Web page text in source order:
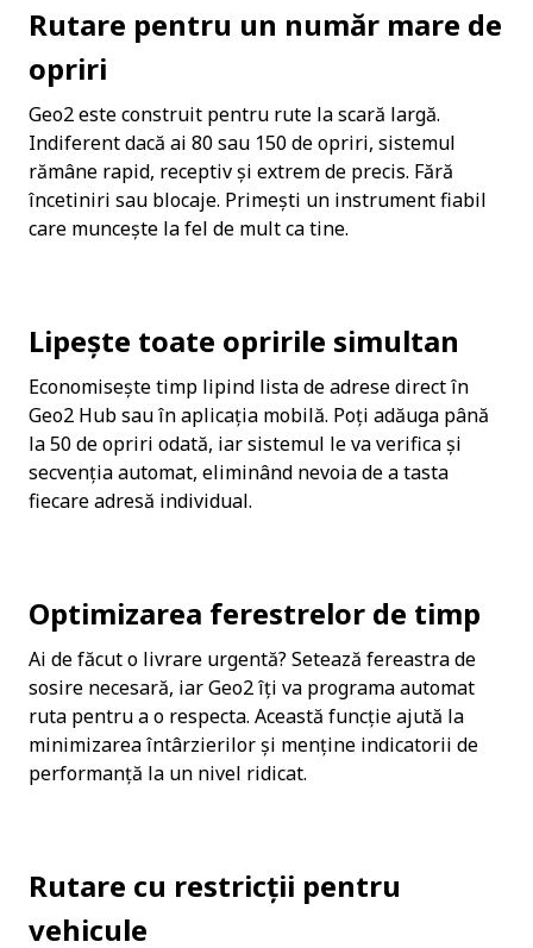
Rutare pentru un număr mare de
opriri
Geo2 este construit pentru rute la scară largă.
Indiferent dacă ai 80 sau 150 de opriri, sistemul
rămâne rapid, receptiv și extrem de precis. Fără
încetiniri sau blocaje. Primești un instrument fiabil
care muncește la fel de mult ca tine.
Lipește toate opririle simultan
Economisește timp lipind lista de adrese direct în
Geo2 Hub sau în aplicația mobilă. Poți adăuga până
la 50 de opriri odată, iar sistemul le va verifica și
secvenția automat, eliminând nevoia de a tasta
fiecare adresă individual.
Optimizarea ferestrelor de timp
Ai de făcut o livrare urgentă? Setează fereastra de
sosire necesară, iar Geo2 îți va programa automat
ruta pentru a o respecta. Această funcție ajută la
minimizarea întârzierilor și menține indicatorii de
performanță la un nivel ridicat.
Rutare cu restricții pentru
vehicule